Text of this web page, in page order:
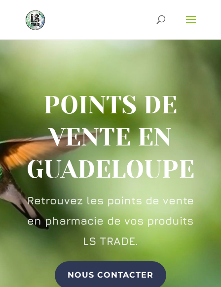
POINTS DE
VENTE EN
GUADELOUPE
Retrouvez les points de vente
en pharmacie de vos produits
LS TRADE.
NOUS CONTACTER